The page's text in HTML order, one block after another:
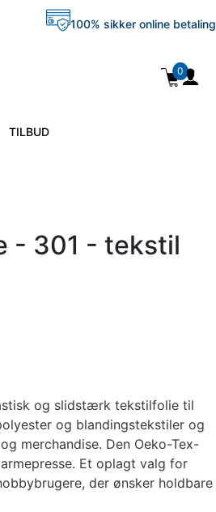
100% sikker online betaling
0
TILBUD
- 301 - tekstil
og slidstærk tekstilfolie til
og blandingstekstiler og
merchandise. Den Oeko-Tex-
Et oplagt valg for
der ønsker holdbare